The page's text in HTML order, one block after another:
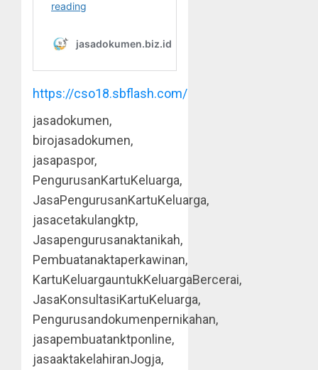
https://cso18.sbflash.com/
jasadokumen,
birojasadokumen,
jasapaspor,
PengurusanKartuKeluarga,
JasaPengurusanKartuKeluarga,
jasacetakulangktp,
Jasapengurusanaktanikah,
Pembuatanaktaperkawinan,
KartuKeluargauntukKeluargaBercerai,
JasaKonsultasiKartuKeluarga,
Pengurusandokumenpernikahan,
jasapembuatanktponline,
jasaaktakelahiranJogja,